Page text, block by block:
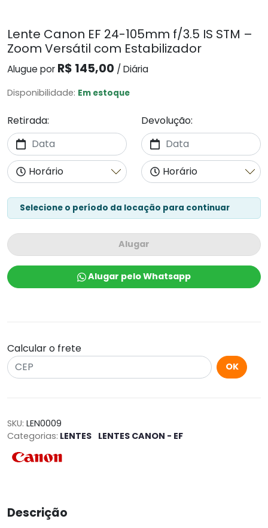
Lente Canon EF 24-105mm f/3.5 IS STM –
Zoom Versátil com Estabilizador
Alugue por R$ 145,00 / Diária
Disponibilidade: Em estoque
Retirada: Devolução:
Selecione o período da locação para continuar
Alugar
Alugar pelo Whatsapp
Calcular o frete
OK
SKU: LEN0009
Categorias: LENTES LENTES CANON - EF
Descrição